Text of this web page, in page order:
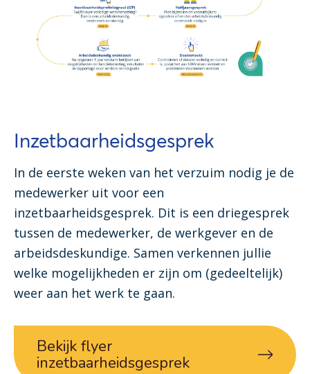
Inzetbaarheidsgesprek
In de eerste weken van het verzuim nodig je de
medewerker uit voor een
inzetbaarheidsgesprek. Dit is een driegesprek
tussen de medewerker, de werkgever en de
arbeidsdeskundige. Samen verkennen jullie
welke mogelijkheden er zijn om (gedeeltelijk)
weer aan het werk te gaan.
Bekijk flyer
inzetbaarheidsgesprek